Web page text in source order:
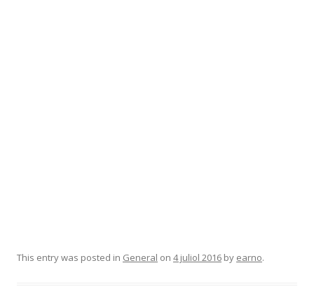
This entry was posted in General on 4 juliol 2016 by earno.